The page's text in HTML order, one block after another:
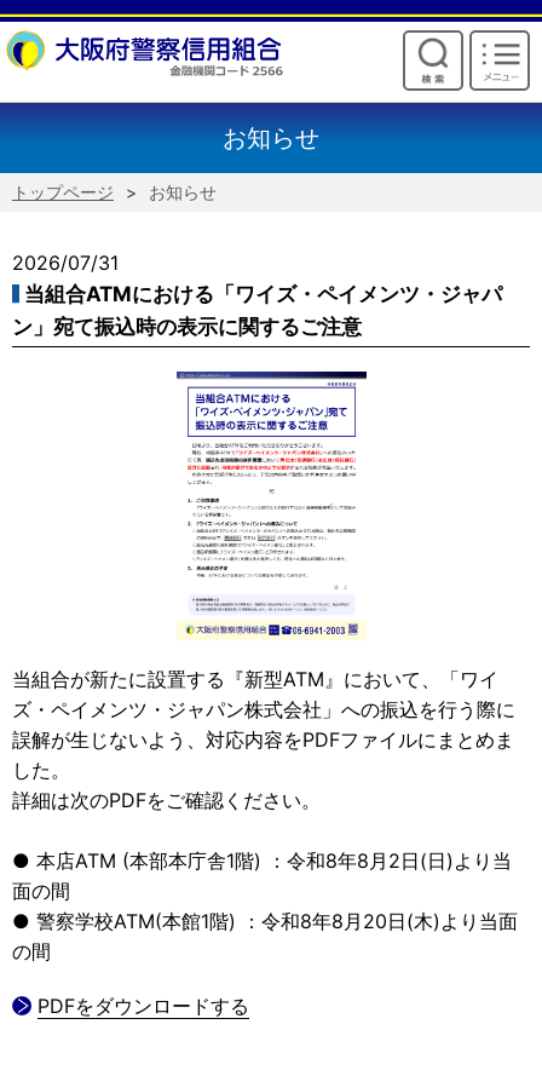
けいしんからのお願い
お知らせ
トップページ お知らせ
2026/07/31
当組合ATMにおける「ワイズ・ペイメンツ・ジャパ
ン」宛て振込時の表示に関するご注意
当組合が新たに設置する『新型ATM』において、「ワイ
ズ・ペイメンツ・ジャパン株式会社」への振込を行う際に
誤解が生じないよう、対応内容をPDFファイルにまとめま
した。
詳細は次のPDFをご確認ください。
● 本店ATM (本部本庁舎1階) ：令和8年8月2日(日)より当
面の間
● 警察学校ATM(本館1階) ：令和8年8月20日(木)より当面
の間
PDFをダウンロードする